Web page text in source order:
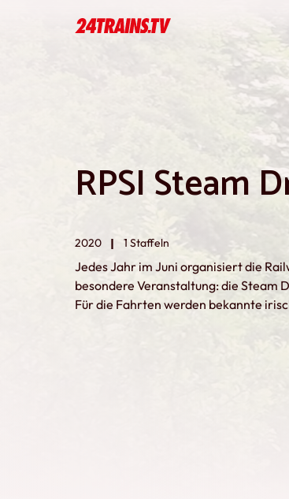
RPSI Steam
2020 1 Staffeln
Jedes Jahr im Juni organisiert die
besondere Veranstaltung: die Steam
Für die Fahrten werden bekannte
'Merlin' verwendet, manchmal